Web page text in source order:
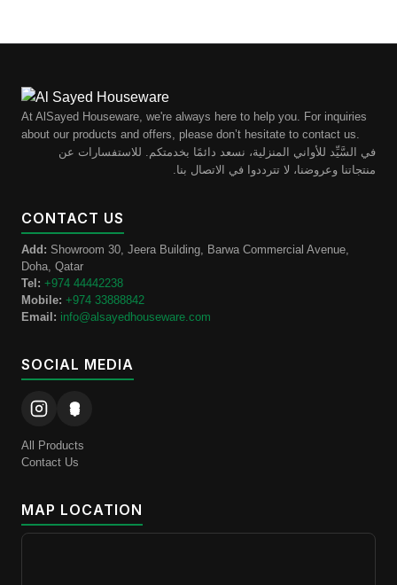
At AlSayed Houseware, we're always here to help you. For inquiries
about our products and offers, please don’t hesitate to contact us.
في السَّيِّد للأواني المنزلية، نسعد دائمًا بخدمتكم. للاستفسارات عن
منتجاتنا وعروضنا، لا تترددوا في الاتصال بنا.
CONTACT US
Add: Showroom 30, Jeera Building, Barwa Commercial Avenue,
Doha, Qatar
Tel: +974 44442238
Mobile: +974 33888842
Email: info@alsayedhouseware.com
SOCIAL MEDIA
All Products
Contact Us
MAP LOCATION